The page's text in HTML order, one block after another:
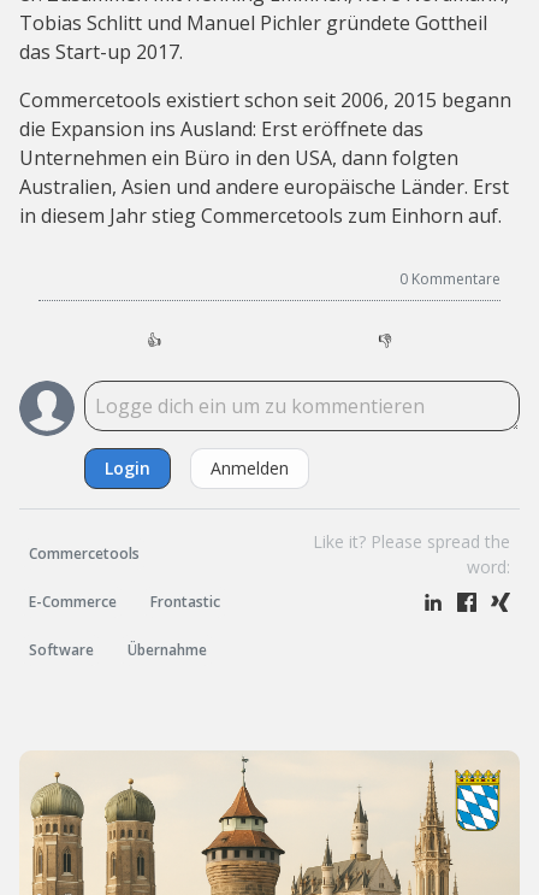
Tobias Schlitt und Manuel Pichler gründete Gottheil
das Start-up 2017.
Commercetools existiert schon seit 2006, 2015 begann
die Expansion ins Ausland: Erst eröffnete das
Unternehmen ein Büro in den USA, dann folgten
Australien, Asien und andere europäische Länder. Erst
in diesem Jahr stieg Commercetools zum Einhorn auf.
0 Kommentare
👍 👎
Login Anmelden
Commercetools
E-Commerce Frontastic
Software Übernahme
Like it? Please spread the
word: